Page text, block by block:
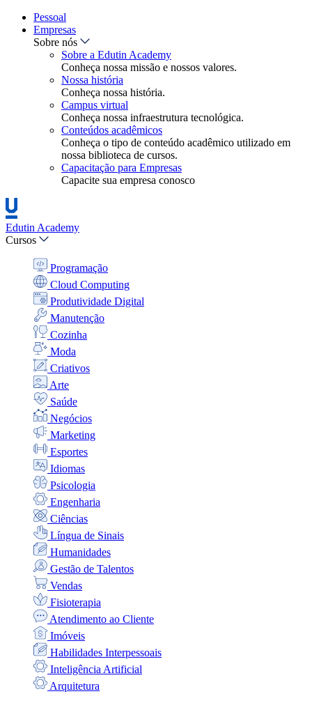
Pessoal
Empresas
Sobre nós
Sobre a Edutin Academy
Conheça nossa missão e nossos valores.
Nossa história
Conheça nossa história.
Campus virtual
Conheça nossa infraestrutura tecnológica.
Conteúdos acadêmicos
Conheça o tipo de conteúdo acadêmico utilizado em
nossa biblioteca de cursos.
Capacitação para Empresas
Capacite sua empresa conosco
Edutin Academy
Cursos
Programação
Cloud Computing
Produtividade Digital
Manutenção
Cozinha
Moda
Criativos
Arte
Saúde
Negócios
Marketing
Esportes
Idiomas
Psicologia
Engenharia
Ciências
Língua de Sinais
Humanidades
Gestão de Talentos
Vendas
Fisioterapia
Atendimento ao Cliente
Imóveis
Habilidades Interpessoais
Inteligência Artificial
Arquitetura